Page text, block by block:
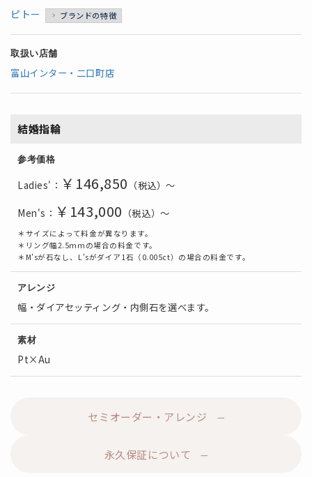
ピトー ブランドの特徴
取扱い店舗
富山インター・二口町店
結婚指輪
参考価格
Ladies'： ￥146,850 （税込）～
Men's： ￥143,000 （税込）～
＊サイズによって料金が異なります。
＊リング幅2.5ｍｍの場合の料金です。
＊M'sが石なし、L'sがダイア1石（0.005ct）の場合の料金です。
アレンジ
幅・ダイアセッティング・内側石を選べます。
素材
Pt×Au
セミオーダー・アレンジ
永久保証について